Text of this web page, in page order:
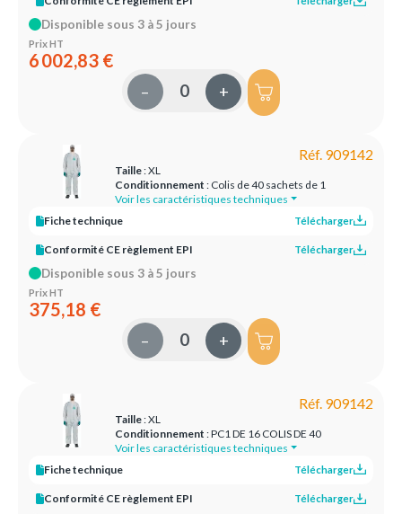
Disponible sous 3 à 5 jours
Prix HT
6 002,83 €
– +
Réf. 909142
Taille: XL
Conditionnement : Colis de 40 sachets de 1
Voir les caractéristiques techniques
Fiche technique
Télécharger
Conformité CE règlement EPI Télécharger
Disponible sous 3 à 5 jours
Prix HT
375,18 €
– +
Réf. 909142
Taille: XL
Conditionnement : PC1 DE 16 COLIS DE 40
Voir les caractéristiques techniques
Fiche technique
Télécharger
Conformité CE règlement EPI Télécharger